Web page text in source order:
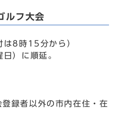
ルフ大会
8時15分から）
）に順延。
録者以外の市内在住・在